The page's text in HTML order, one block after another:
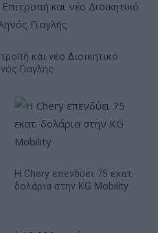
και νέο Διοικητικό
Γιαγλής
Η Chery επενδύει 75 εκατ.
δολάρια στην KG Mobility